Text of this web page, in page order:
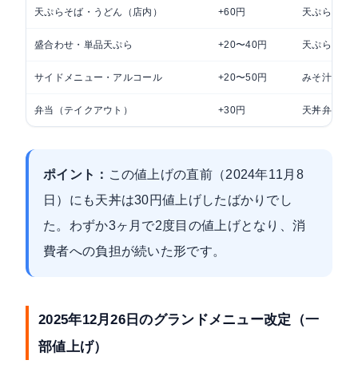
天ぷらそば・うどん（店内） +60円 天ぷらそば
盛合わせ・単品天ぷら +20〜40円 天ぷら盛合
サイドメニュー・アルコール +20〜50円 みそ汁・ア
弁当（テイクアウト） +30円 天丼弁当：
ポイント： この値上げの直前（2024年11月8
日）にも天丼は30円値上げしたばかりでし
た。わずか3ヶ月で2度目の値上げとなり、消
費者への負担が続いた形です。
2025年12月26日のグランドメニュー改定（一
部値上げ）